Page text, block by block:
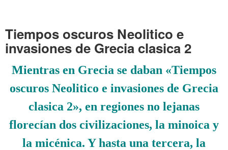
Tiempos oscuros Neolitico e
invasiones de Grecia clasica 2
Mientras en Grecia se daban «Tiempos
oscuros Neolitico e invasiones de Grecia
clasica 2», en regiones no lejanas
florecían dos civilizaciones, la minoica y
la micénica. Y hasta una tercera, la